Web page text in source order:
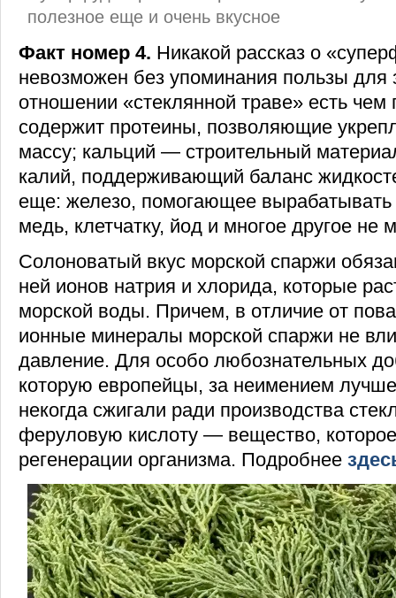
полезное еще и очень вкусное
Факт номер 4. Никакой рассказ о
невозможен без упоминания пользы для
отношении «стеклянной траве» есть чем
содержит протеины, позволяющие
массу; кальций — строительный
калий, поддерживающий баланс
еще: железо, помогающее вырабатывать
медь, клетчатку, йод и многое другое не
Солоноватый вкус морской спаржи
ней ионов натрия и хлорида, которые
морской воды. Причем, в отличие от
ионные минералы морской спаржи не
давление. Для особо любознательных
которую европейцы, за неимением
некогда сжигали ради производства
феруловую кислоту — вещество, которое
регенерации организма. Подробнее